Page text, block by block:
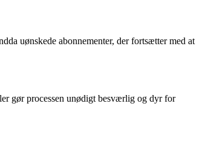
uønskede abonnementer, der fortsætter med at
gør processen unødigt besværlig og dyr for